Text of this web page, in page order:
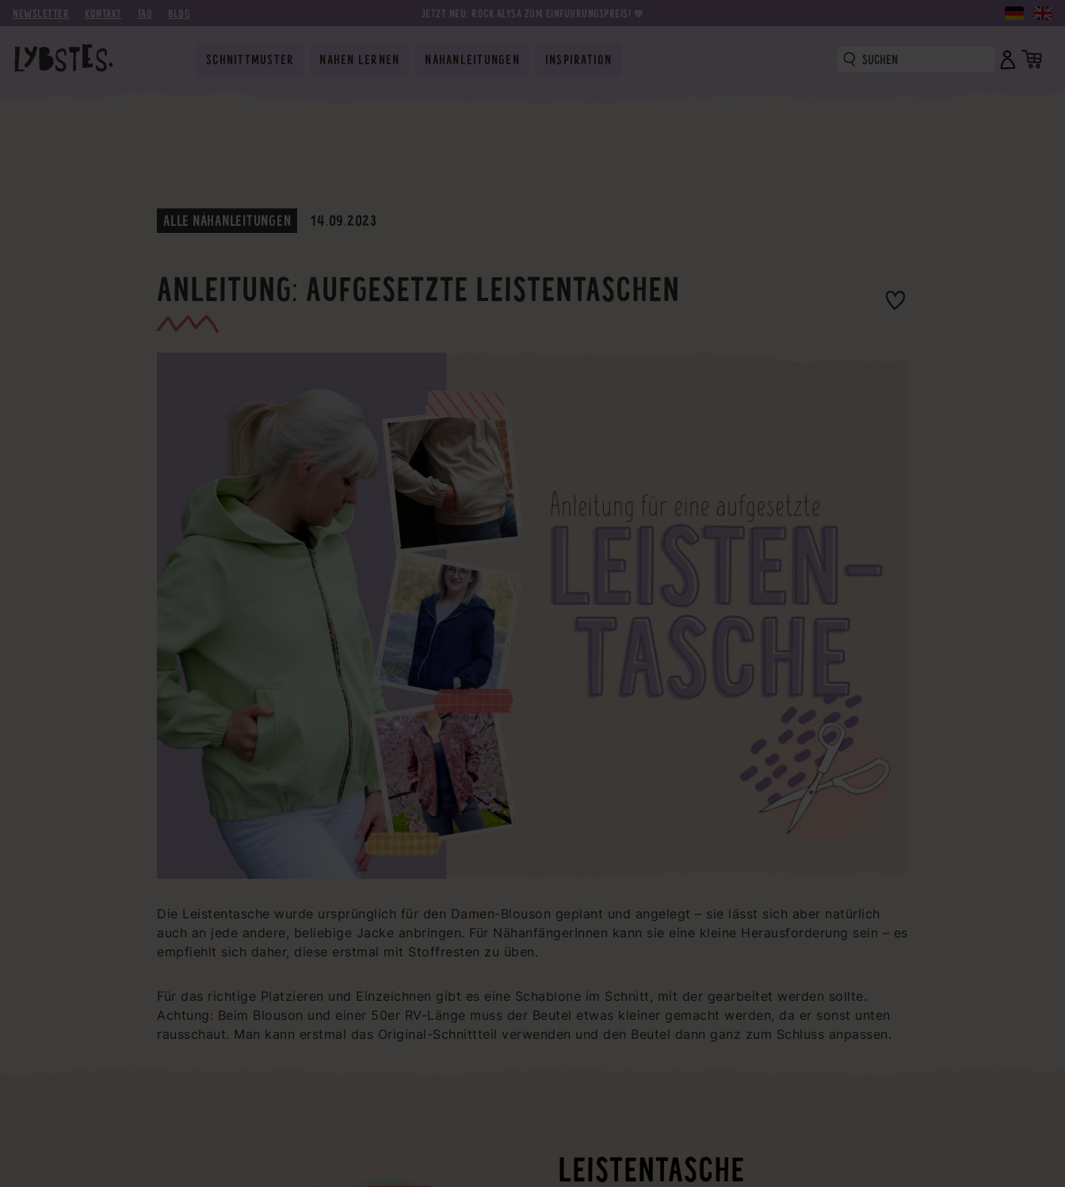
NEWSLETTER KONTAKT FAQ BLOG JETZT NEU: ROCK ALYSA ZUM EINFÜHRUNGSPREIS! 💛
SCHNITTMUSTER NÄHEN LERNEN NÄHANLEITUNGEN INSPIRATION
ALLE NÄHANLEITUNGEN 14.09.2023
ANLEITUNG: AUFGESETZTE LEISTENTASCHEN
Die Leistentasche wurde ursprünglich für den Damen-Blouson geplant und angelegt – sie lässt sich aber natürlich
auch an jede andere, beliebige Jacke anbringen. Für NähanfängerInnen kann sie eine kleine Herausforderung sein – es
empfiehlt sich daher, diese erstmal mit Stoffresten zu üben.
Für das richtige Platzieren und Einzeichnen gibt es eine Schablone im Schnitt, mit der gearbeitet werden sollte.
Achtung: Beim Blouson und einer 50er RV-Länge muss der Beutel etwas kleiner gemacht werden, da er sonst unten
rausschaut. Man kann erstmal das Original-Schnittteil verwenden und den Beutel dann ganz zum Schluss anpassen.
LEISTENTASCHE